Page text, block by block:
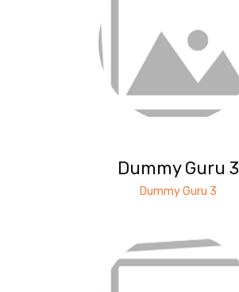
Dummy Guru 3
Dummy Guru 3